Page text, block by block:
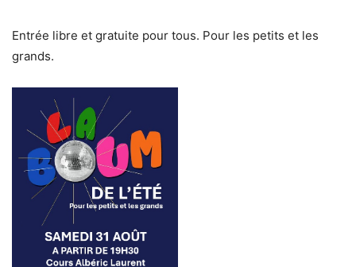
Entrée libre et gratuite pour tous. Pour les petits et les
grands.